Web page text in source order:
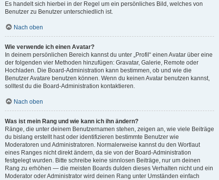
Es handelt sich hierbei in der Regel um ein persönliches Bild, welches von
Benutzer zu Benutzer unterschiedlich ist.
Nach oben
Wie verwende ich einen Avatar?
In deinem persönlichen Bereich kannst du unter „Profil“ einen Avatar über eine
der folgenden vier Methoden hinzufügen: Gravatar, Galerie, Remote oder
Hochladen. Die Board-Administration kann bestimmen, ob und wie die
Benutzer Avatare benutzen können. Wenn du keinen Avatar benutzen kannst,
solltest du die Board-Administration kontaktieren.
Nach oben
Was ist mein Rang und wie kann ich ihn ändern?
Ränge, die unter deinem Benutzernamen stehen, zeigen an, wie viele Beiträge
du bislang erstellt hast oder identifizieren bestimmte Benutzer wie
Moderatoren und Administratoren. Normalerweise kannst du den Wortlaut
eines Ranges nicht direkt ändern, da sie von der Board-Administration
festgelegt wurden. Bitte schreibe keine sinnlosen Beiträge, nur um deinen
Rang zu erhöhen — die meisten Boards dulden dieses Verhalten nicht und ein
Moderator oder Administrator wird deinen Rang unter Umständen einfach